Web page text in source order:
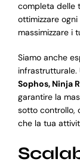
completa delle
ottimizzare
massimizzare i
Siamo anche
infrastrutturale.
Sophos, Ninja
garantire la
sotto controllo,
che la tua